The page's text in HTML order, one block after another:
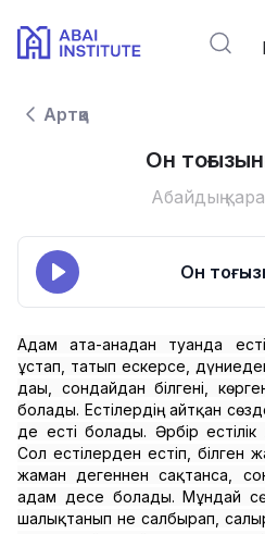
Артқа
Он
Абайдың
Он
Адам ата-анадан туғанда
ұстап, татып ескерсе,
дағы, сондайдан білгені,
болады. Естілердің айтқан
де есті болады. Әрбір
Сол естілерден естіп, білген
жаман дегеннен сақтанса,
адам десе болады. Мұндай
шалықтанып не салбырап,